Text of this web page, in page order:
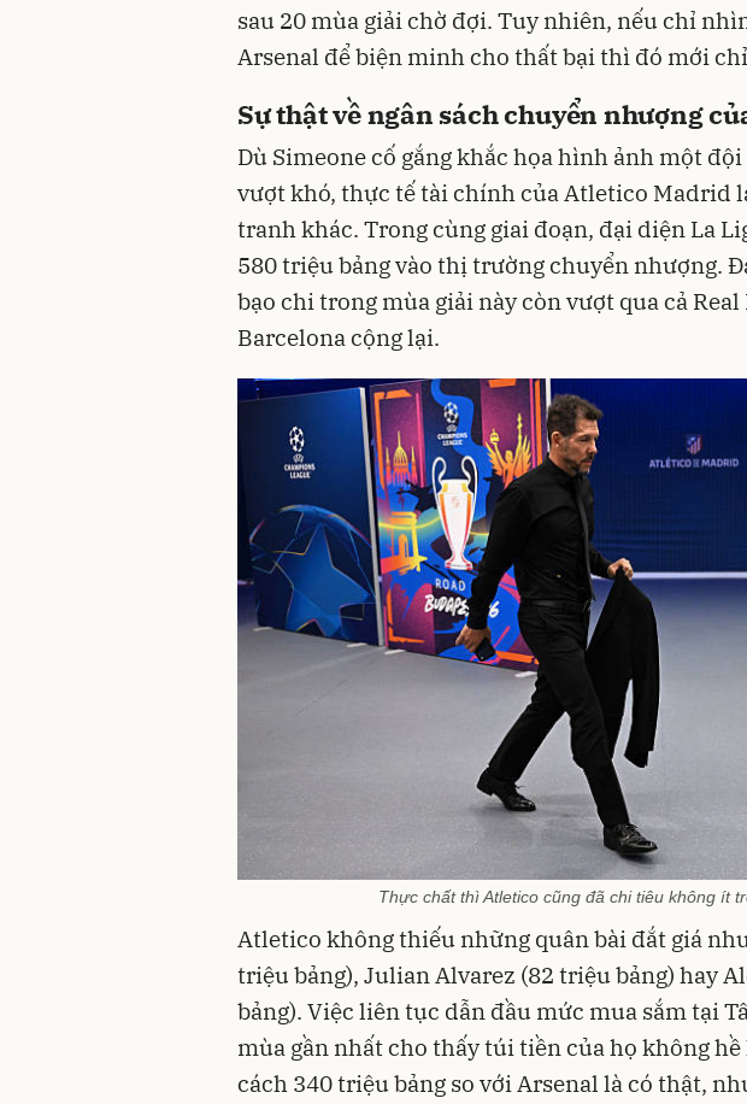
sau 20 mùa giải chờ đợi. Tuy nhiên, nếu chỉ
Arsenal để biện minh cho thất bại thì đó mới
Sự thật về ngân sách chuyển nhượng
Dù Simeone cố gắng khắc họa hình ảnh một
vượt khó, thực tế tài chính của Atletico Madrid
tranh khác. Trong cùng giai đoạn, đại diện La
580 triệu bảng vào thị trường chuyển nhượng.
bạo chi trong mùa giải này còn vượt qua cả
Barcelona cộng lại.
Thực chất thì Atletico cũng đã chi tiêu không ít
Atletico không thiếu những quân bài đắt giá
triệu bảng), Julian Alvarez (82 triệu bảng) hay
bảng). Việc liên tục dẫn đầu mức mua sắm tại
mùa gần nhất cho thấy túi tiền của họ không
cách 340 triệu bảng so với Arsenal là có thật,